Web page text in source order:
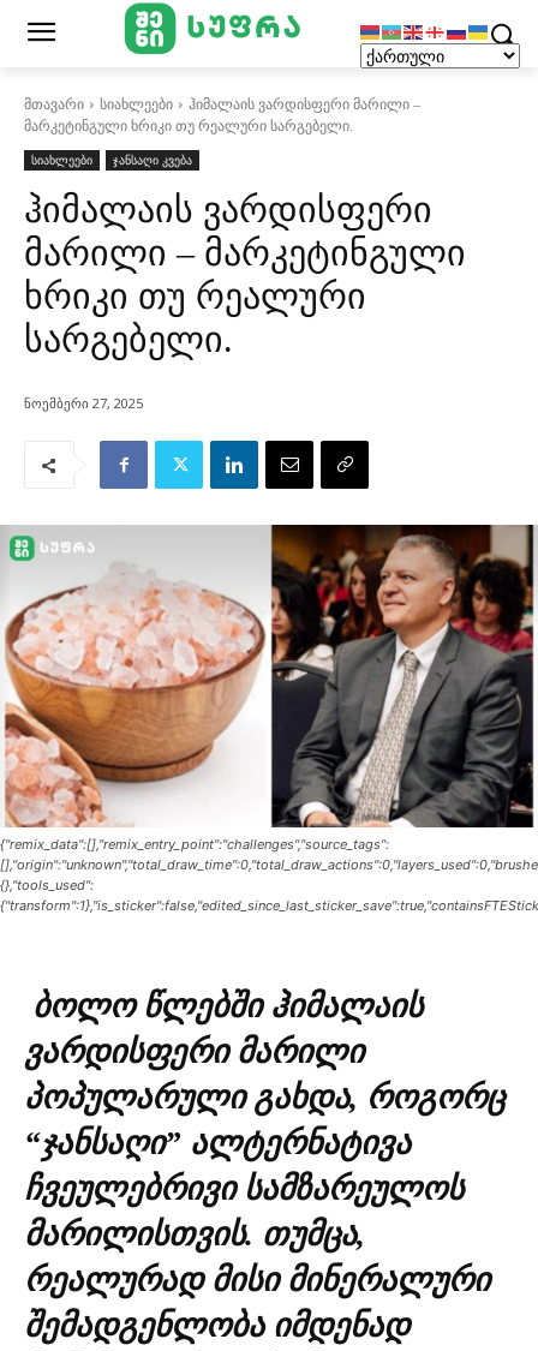
მთავარი სიახლეები
ჰიმალაის ვარდისფერი მარილი –
მარკეტინგული ხრიკი თუ რეალური სარგებელი.
სიახლეები
ჯანსაღი კვება
ჰიმალაის ვარდისფერი
მარილი – მარკეტინგული
ხრიკი თუ რეალური
სარგებელი.
ნოემბერი 27, 2025
{"remix_data":[],"remix_entry_point":"challenges","source_tags":
{},"tools_used":
ბოლო წლებში ჰიმალაის
ვარდისფერი მარილი
პოპულარული გახდა, როგორც
“ჯანსაღი” ალტერნატივა
ჩვეულებრივი სამზარეულოს
მარილისთვის. თუმცა,
რეალურად მისი მინერალური
შემადგენლობა იმდენად